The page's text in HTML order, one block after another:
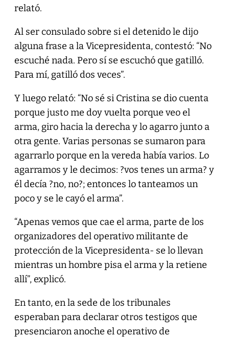
relató.
Al ser consulado sobre si el detenido le dijo
alguna frase a la Vicepresidenta, contestó: “No
escuché nada. Pero sí se escuchó que gatilló.
Para mí, gatilló dos veces”.
Y luego relató: “No sé si Cristina se dio cuenta
porque justo me doy vuelta porque veo el
arma, giro hacia la derecha y lo agarro junto a
otra gente. Varias personas se sumaron para
agarrarlo porque en la vereda había varios. Lo
agarramos y le decimos: ?vos tenes un arma? y
él decía ?no, no?; entonces lo tanteamos un
poco y se le cayó el arma”.
“Apenas vemos que cae el arma, parte de los
organizadores del operativo militante de
protección de la Vicepresidenta- se lo llevan
mientras un hombre pisa el arma y la retiene
allí”, explicó.
En tanto, en la sede de los tribunales
esperaban para declarar otros testigos que
presenciaron anoche el operativo de